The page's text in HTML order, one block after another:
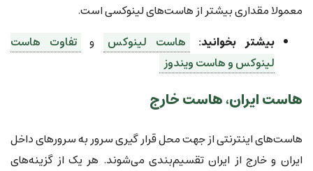
معمولا مقداری بیشتر از هاست‌های لینوکسی است.
بیشتر بخوانید:
هاست لینوکس و
تفاوت هاست
لینوکس و هاست ویندوز
هاست ایران، هاست خارج
هاست‌های اینترنتی از جهت محل قرار گیری سرور به سرورهای داخل
ایران و خارج از ایران تقسیم‌بندی می‌شوند. هر یک از گزینه‌های